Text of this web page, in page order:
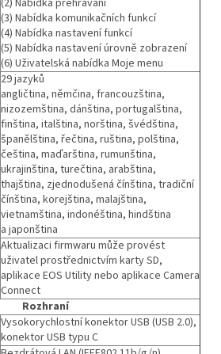
(3) Nabídka komunikačních funkcí
(4) Nabídka nastavení funkcí
(5) Nabídka nastavení úrovně zobrazení
(6) Uživatelská nabídka Moje menu
29 jazyků
angličtina, němčina, francouzština,
nizozemština, dánština, portugalština,
finština, italština, norština, švédština,
španělština, řečtina, ruština, polština,
čeština, maďarština, rumunština,
ukrajinština, turečtina, arabština,
thajština, zjednodušená čínština, tradiční
čínština, korejština, malajština,
vietnamština, indonéština, hindština
a japonština
Aktualizaci firmwaru může provést
uživatel prostřednictvím karty SD,
aplikace EOS Utility nebo aplikace Camera
Connect
Rozhraní
Vysokorychlostní konektor USB (USB 2.0),
konektor USB typu C